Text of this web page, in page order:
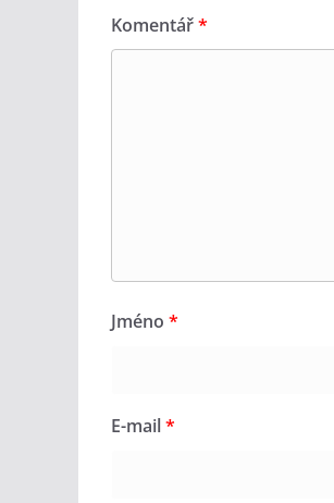
Komentář*
Jméno *
E-mail*